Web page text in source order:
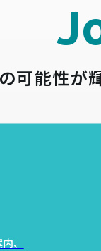
可能性が
、